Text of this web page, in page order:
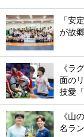
「安
が故
《ラ
面の
技愛
《山
名ラ